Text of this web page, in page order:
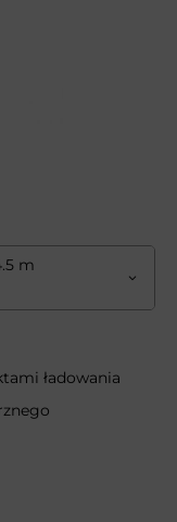
m
ładowania